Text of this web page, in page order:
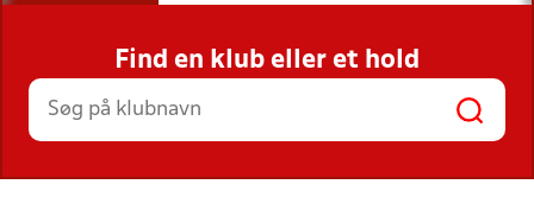
INDHOLD OG NYHEDER
STILLINGER, RESULTATER, KLUBBER OG
HOLD
Find en klub eller et hold